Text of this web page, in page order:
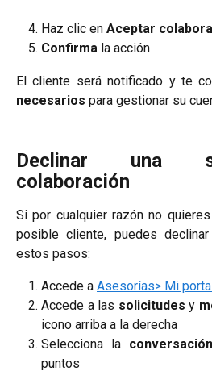
Haz clic en Aceptar
Confirma la acción
El cliente será notificado y te
necesarios para gestionar su
Declinar una
colaboración
Si por cualquier razón no
posible cliente, puedes
estos pasos:
Accede a Asesorías> Mi
Accede a las solicitudes y
icono arriba a la derecha
Selecciona la conversación
puntos